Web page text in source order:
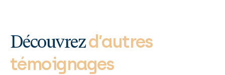
Découvrezd’autres
témoignages